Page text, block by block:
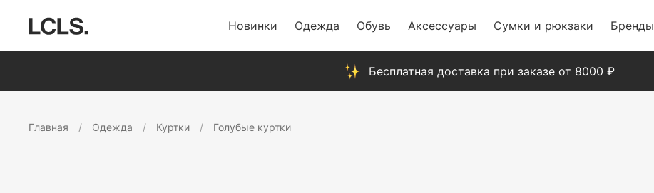
Новинки Одежда Обувь Аксессуары Сумки и рюкзаки Бренды
Бесплатная доставка при заказе от 8000 ₽
Главная Одежда Куртки Голубые куртки